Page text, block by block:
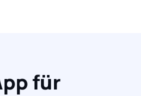
für